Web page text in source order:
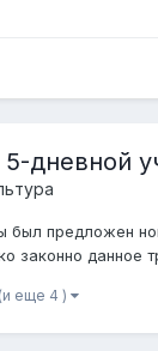
дневной
предложен
законно данное
(и еще 4 )